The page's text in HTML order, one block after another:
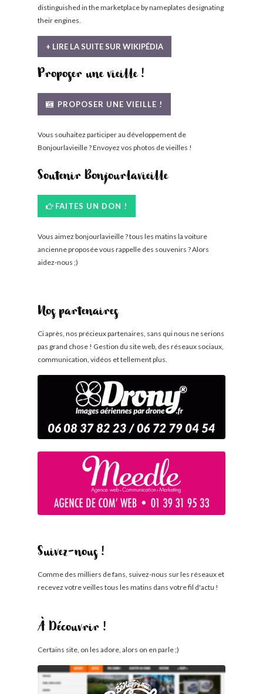
distinguished in the marketplace by nameplates designating
their engines.
+ LIRE LA SUITE SUR WIKIPÉDIA
Proposer une vieille !
PROPOSER UNE VIEILLE !
Vous souhaitez participer au développement de
Bonjourlavieille ? Envoyez vos photos de vieilles !
Soutenir Bonjourlavieille
FAITES UN DON !
Vous aimez bonjourlavieille ? tous les matins la voiture
ancienne proposée vous rappelle des souvenirs ? Alors
aidez-nous ;)
Nos partenaires
Ci après, nos précieux partenaires, sans qui nous ne serions
pas grand chose ! Gestion du site web, des réseaux sociaux,
communication, vidéos et tellement plus.
Suivez-nous !
Comme des milliers de fans, suivez-nous sur les réseaux et
recevez votre veilles tous les matins dans votre fil d'actu !
À Découvrir !
Certains site, on les adore, alors on en parle ;)